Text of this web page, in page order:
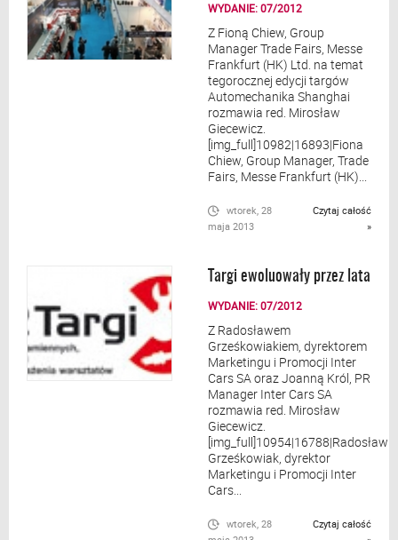
WYDANIE: 07/2012
Z Fioną Chiew, Group
Manager Trade Fairs, Messe
Frankfurt (HK) Ltd. na temat
tegorocznej edycji targów
Automechanika Shanghai
rozmawia red. Mirosław
Giecewicz.
[img_full]10982|16893|Fiona
Chiew, Group Manager, Trade
Fairs, Messe Frankfurt (HK)...
wtorek, 28
maja 2013
Czytaj całość
»
Targi ewoluowały przez lata
WYDANIE: 07/2012
Z Radosławem
Grześkowiakiem, dyrektorem
Marketingu i Promocji Inter
Cars SA oraz Joanną Król, PR
Manager Inter Cars SA
rozmawia red. Mirosław
Giecewicz.
[img_full]10954|16788|Radosław
Grześkowiak, dyrektor
Marketingu i Promocji Inter
Cars...
wtorek, 28
Czytaj całość